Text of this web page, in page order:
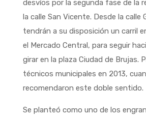
desvíos por la segunda fase de la
la calle San Vicente. Desde la calle
tendrán a su disposición un carril
el Mercado Central, para seguir
girar en la plaza Ciudad de Brujas.
técnicos municipales en 2013,
recomendaron este doble sentido.
Se planteó como uno de los